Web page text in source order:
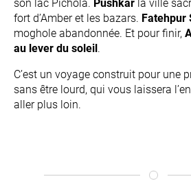
son lac Pichola. Pushkar la ville
fort d’Amber et les bazars. Fatehpur
moghole abandonnée. Et pour finir,
au lever du soleil .
C’est un voyage construit pour une
sans être lourd, qui vous laissera
aller plus loin.